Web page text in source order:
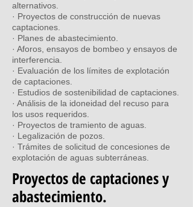
alternativos.
· Proyectos de construcción de nuevas
captaciones.
· Planes de abastecimiento.
· Aforos, ensayos de bombeo y ensayos de
interferencia.
· Evaluación de los límites de explotación
de captaciones.
· Estudios de sostenibilidad de captaciones.
· Análisis de la idoneidad del recuso para
los usos requeridos.
· Proyectos de tramiento de aguas.
· Legalización de pozos.
· Trámites de solicitud de concesiones de
explotación de aguas subterráneas.
Proyectos de captaciones y
abastecimiento.